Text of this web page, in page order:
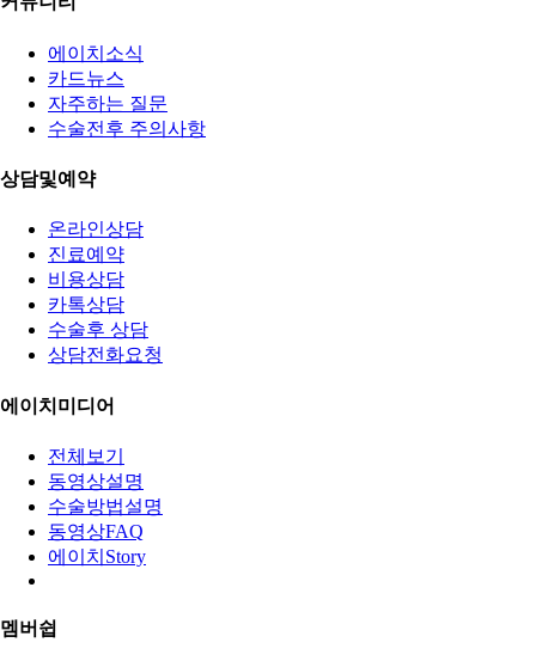
에이치소식
카드뉴스
자주하는 질문
수술전후 주의사항
상담및예약
온라인상담
진료예약
비용상담
카톡상담
수술후 상담
상담전화요청
에이치미디어
전체보기
동영상설명
수술방법설명
동영상FAQ
에이치Story
멤버쉽